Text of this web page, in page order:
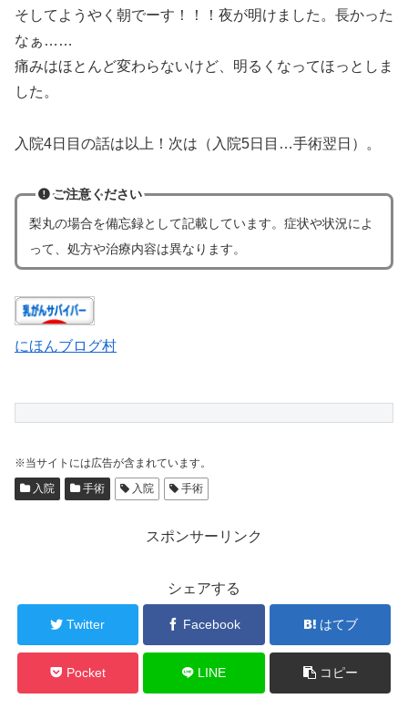
そしてようやく朝でーす！！！夜が明けました。長かった
なぁ……
痛みはほとんど変わらないけど、明るくなってほっとしま
した。
入院4日目の話は以上！次は（入院5日目…手術翌日）。
ご注意ください
梨丸の場合を備忘録として記載しています。症状や状況によ
って、処方や治療内容は異なります。
にほんブログ村
※当サイトには広告が含まれています。
入院
手術 入院 手術
スポンサーリンク
シェアする
Twitter Facebook はてブ
Pocket LINE コピー